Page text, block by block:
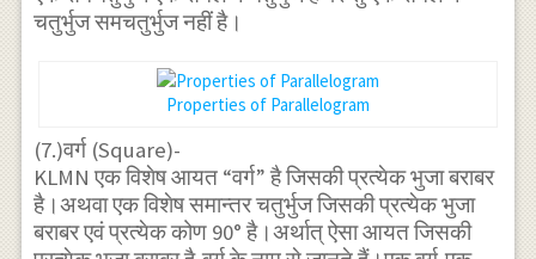
चतुर्भुज समचतुर्भुज नहीं है।
Properties of Parallelogram
(7.)वर्ग (Square)-
KLMN एक विशेष आयत “वर्ग” है जिसकी प्रत्येक भुजा बराबर
है।अथवा एक विशेष समान्तर चतुर्भुज जिसकी प्रत्येक भुजा
बराबर एवं प्रत्येक कोण 90° है।अर्थात् ऐसा आयत जिसकी